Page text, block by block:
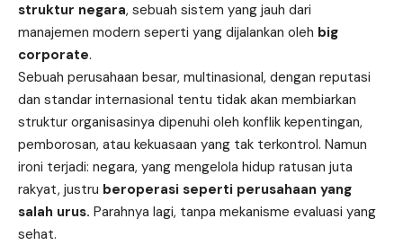
struktur negara, sebuah sistem yang jauh dari
manajemen modern seperti yang dijalankan oleh big
corporate.
Sebuah perusahaan besar, multinasional, dengan reputasi
dan standar internasional tentu tidak akan membiarkan
struktur organisasinya dipenuhi oleh konflik kepentingan,
pemborosan, atau kekuasaan yang tak terkontrol. Namun
ironi terjadi: negara, yang mengelola hidup ratusan juta
rakyat, justru beroperasi seperti perusahaan yang
salah urus. Parahnya lagi, tanpa mekanisme evaluasi yang
sehat.